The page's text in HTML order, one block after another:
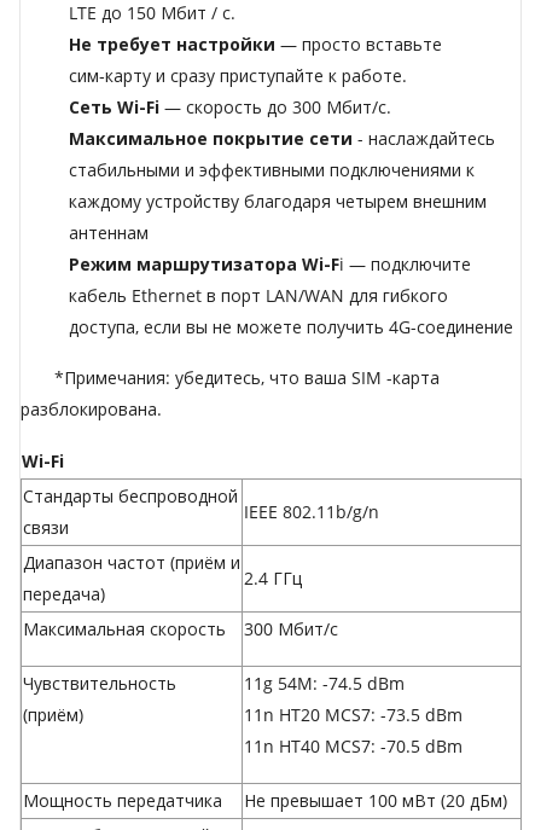
LTE до 150 Мбит / с.
Не требует настройки — просто вставьте
сим‑карту и сразу приступайте к работе.
Сеть Wi-Fi — скорость до 300 Мбит/с.
Максимальное покрытие сети - наслаждайтесь
стабильными и эффективными подключениями к
каждому устройству благодаря четырем внешним
антеннам
Режим маршрутизатора Wi-Fi — подключите
кабель Ethernet в порт LAN/WAN для гибкого
доступа, если вы не можете получить 4G-соединение
*Примечания: убедитесь, что ваша SIM -карта
разблокирована.
Wi-Fi
Стандарты беспроводной
связи
IEEE 802.11b/g/n
Диапазон частот (приём и
передача)
2.4 ГГц
Максимальная скорость 300 Мбит/с
Чувствительность
(приём)
11g 54M: -74.5 dBm
11n HT20 MCS7: -73.5 dBm
11n HT40 MCS7: -70.5 dBm
Мощность передатчика
Не превышает 100 мВт (20 дБм)